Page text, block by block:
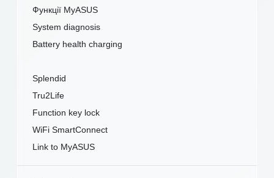
Функції MyASUS
System diagnosis
Battery health charging
Splendid
Tru2Life
Function key lock
WiFi SmartConnect
Link to MyASUS